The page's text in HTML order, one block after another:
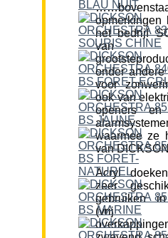
opmerkingen
het bedrijf
van
onder andere
voor
ook van
openers en
waarmee ze
van
Acryl
zeer
gebruiken in
(vrij